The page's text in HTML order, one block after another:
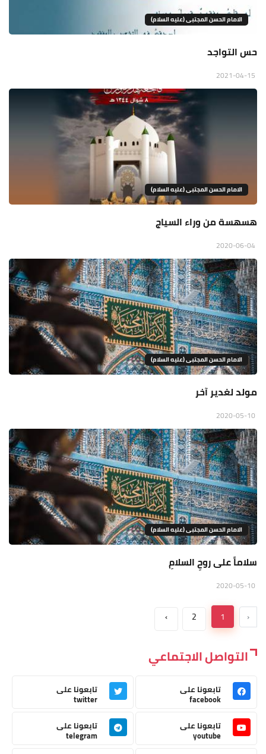
الامام الحسن المجتبى (عليه السلام)
حس التواجد
الامام الحسن المجتبى (عليه السلام)
هسهسة من وراء السياج
الامام الحسن المجتبى (عليه السلام)
مولد لغدير آخر
الامام الحسن المجتبى (عليه السلام)
سلاماً على روحِ السلامِ
‹
1
2
›
التواصل الاجتماعي
تابعونا على
facebook
تابعونا على
twitter
تابعونا على
youtube
تابعونا على
telegram